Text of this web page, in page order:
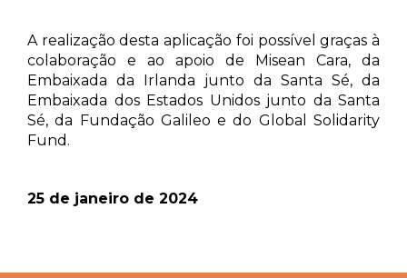
A realização desta aplicação foi possível graças à
colaboração e ao apoio de Misean Cara, da
Embaixada da Irlanda junto da Santa Sé, da
Embaixada dos Estados Unidos junto da Santa
Sé, da Fundação Galileo e do Global Solidarity
Fund.
25 de janeiro de 2024